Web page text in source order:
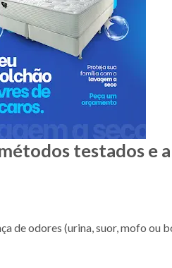
testados e
de odores (urina, suor, mofo ou